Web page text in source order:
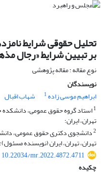
تحلیل حقوقی شرایط
بر تبیین شرایط «رجال
نوع مقاله : مقاله پژوهشی
نویسندگان
ابراهیم موسی زاده1 شهاب اقبال
1استاد گروه حقوق عمومی، دانشکده
تهران، ایران؛
2دانشجوی دکتری حقوق عمومی،
تهران، تهران، ایران (نویسنده مسئول)؛
10.22034/mr.2022.4872.4711
چکیده